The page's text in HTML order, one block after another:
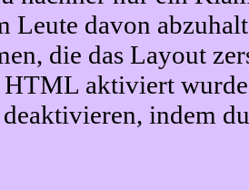
Leute davon
die das Layout
aktiviert
indem